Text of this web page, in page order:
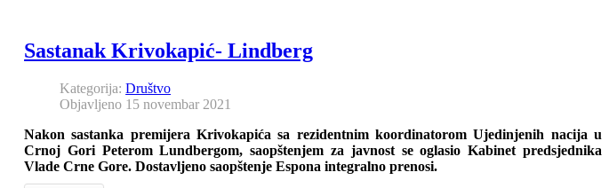
Sastanak Krivokapić- Lindberg
Kategorija:Društvo
Objavljeno 15 novembar 2021
Nakon sastanka premijera Krivokapića sa rezidentnim koordinatorom Ujedinjenih nacija u
Crnoj Gori Peterom Lundbergom, saopštenjem za javnost se oglasio Kabinet predsjednika
Vlade Crne Gore. Dostavljeno saopštenje Espona integralno prenosi.